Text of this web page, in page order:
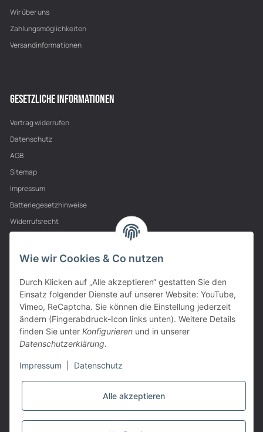
Wir über uns
Zahlungsmöglichkeiten
Versandinformationen
GESETZLICHE INFORMATIONEN
Vertrag widerrufen
Datenschutz
AGB
Sitemap
Impressum
Batteriegesetzhinweise
Widerrufsrecht
PARTNER
VERTRAG WIDERRUFEN
Wie wir Cookies & Co nutzen
Durch Klicken auf „Alle akzeptieren“ gestatten Sie den
Einsatz folgender Dienste auf unserer Website: YouTube,
Vimeo, ReCaptcha. Sie können die Einstellung jederzeit
ändern (Fingerabdruck-Icon links unten). Weitere Details
finden Sie unter Konfigurieren und in unserer
Datenschutzerklärung.
Impressum Datenschutz
Alle akzeptieren